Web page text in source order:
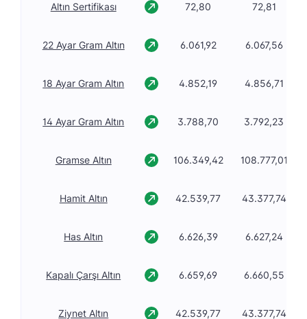
Altın Sertifikası 72,80 72,81
22 Ayar Gram Altın 6.061,92 6.067,56
18 Ayar Gram Altın 4.852,19 4.856,71
14 Ayar Gram Altın 3.788,70 3.792,23
Gramse Altın 106.349,42 108.777,01
Hamit Altın 42.539,77 43.377,74
Has Altın 6.626,39 6.627,24
Kapalı Çarşı Altın 6.659,69 6.660,55
Ziynet Altın 42.539,77 43.377,74